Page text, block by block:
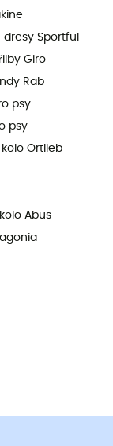
dresy Sportful
Giro
Rab
psy
psy
Ortlieb
Abus